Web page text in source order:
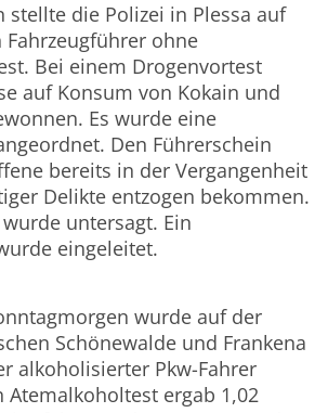
stellte die Polizei in Plessa auf
Fahrzeugführer ohne
Bei einem Drogenvortest
auf Konsum von Kokain und
Es wurde eine
Den Führerschein
bereits in der Vergangenheit
Delikte entzogen bekommen.
untersagt. Ein
eingeleitet.
wurde auf der
Schönewalde und Frankena
alkoholisierter Pkw-Fahrer
Atemalkoholtest ergab 1,02